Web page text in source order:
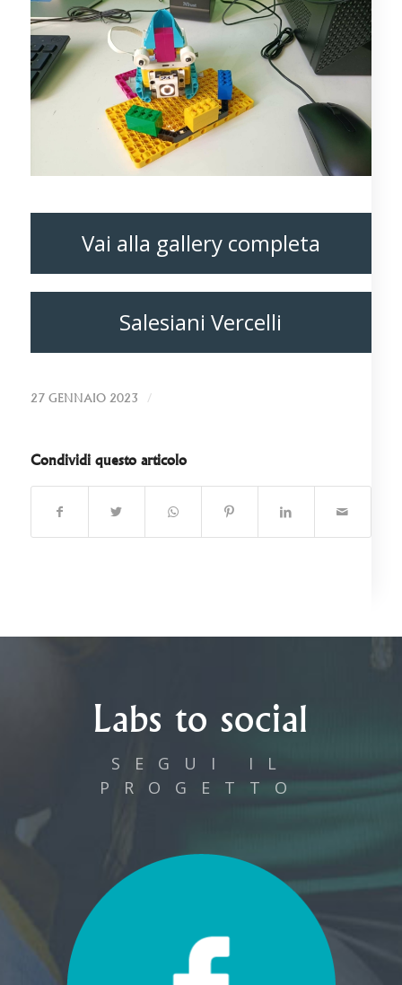
Vai alla gallery completa
Salesiani Vercelli
27 GENNAIO 2023 /
Condividi questo articolo
Labs to social
SEGUI IL
PROGETTO